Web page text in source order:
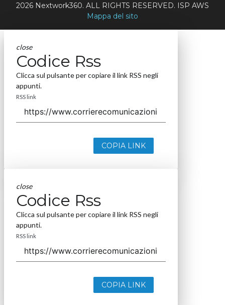
2026 Nextwork360. ALL RIGHTS RESERVED. ISP AWS
Mappa del sito
close
Codice Rss
Clicca sul pulsante per copiare il link RSS negli
appunti.
RSS link
COPIA LINK
close
Codice Rss
Clicca sul pulsante per copiare il link RSS negli
appunti.
RSS link
COPIA LINK